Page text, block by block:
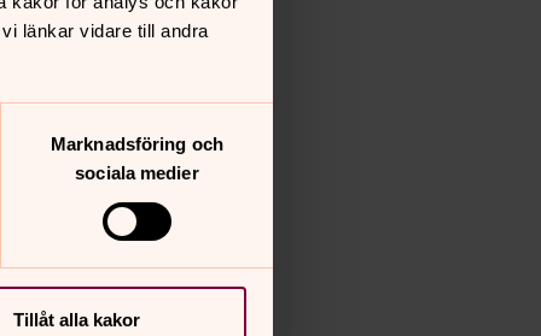
länkar vidare till andra
Marknadsföring och
sociala medier
Tillåt alla kakor